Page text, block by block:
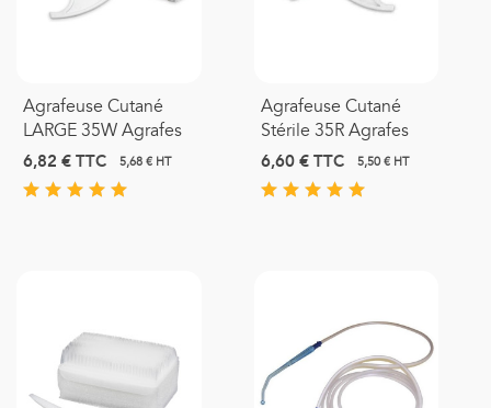
Agrafeuse Cutané
LARGE 35W Agrafes
6,82 €TTC 5,68 € HT
Agrafeuse Cutané
Stérile 35R Agrafes
6,60 €TTC 5,50 € HT